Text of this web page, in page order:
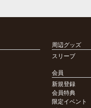
周辺グッズ
スリーブ
会員
新規登録
会員特典
限定イベント